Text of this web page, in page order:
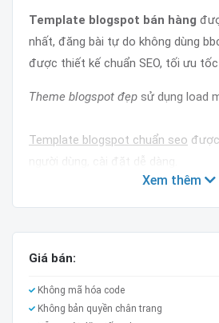
Template blogspot bán hàng
nhất, đăng bài tự do không dùng
được thiết kế chuẩn SEO, tối ưu
Theme blogspot đẹp sử dụng load
Template blogspot chuẩn seo
người dùng, cài đặt dễ dàng.
Mẫu blog đẹpdễ dùng, trang liên
Template có giỏ hàng, trang thanh
cấp cực đẹp và tối ưu.
Xem thêm
Giá bán:
Không mã hóa code
Không bản quyền chân trang